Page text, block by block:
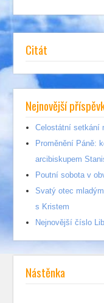
Citát
Nejnovější
Celostátní setkání
Proměnění Páně:
arcibiskupem
Poutní sobota v
Svatý otec
s Kristem
Nejnovější číslo
Nástěnka